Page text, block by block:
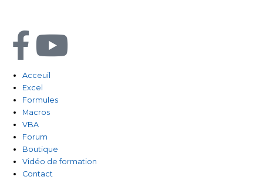
contenuF
a
c
e
b
Y
u
u
Acceuil
Excel
Formules
Macros
VBA
Forum
Boutique
Vidéo de formation
Contact